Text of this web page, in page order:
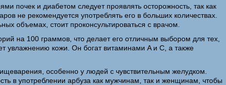
почек и диабетом следует проявлять осторожность, так как
не рекомендуется употреблять его в больших количествах.
объемах, стоит проконсультироваться с врачом.
на 100 граммов, что делает его отличным выбором для тех,
увлажнению кожи. Он богат витаминами A и C, а также
особенно у людей с чувствительным желудком.
в употреблении арбуза как мужчинам, так и женщинам, чтобы